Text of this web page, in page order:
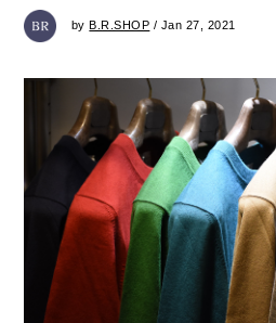
by B.R.SHOP / Jan 27, 2021